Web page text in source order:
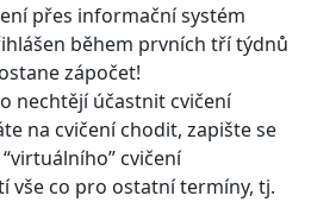
přes informační systém
během prvních tří týdnů
zápočet!
nechtějí účastnit cvičení
na cvičení chodit, zapište se
cvičení
vše co pro ostatní termíny, tj.